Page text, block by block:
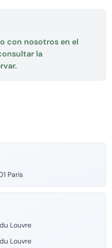
con nosotros en el
la
Paris
Louvre
Louvre